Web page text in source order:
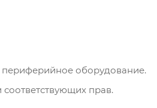
оборудование.
прав.